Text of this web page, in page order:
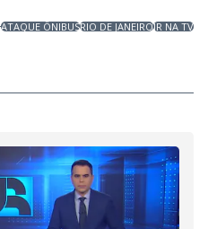
ATAQUE ÔNIBUSRIO DE JANEIROJR NA TV